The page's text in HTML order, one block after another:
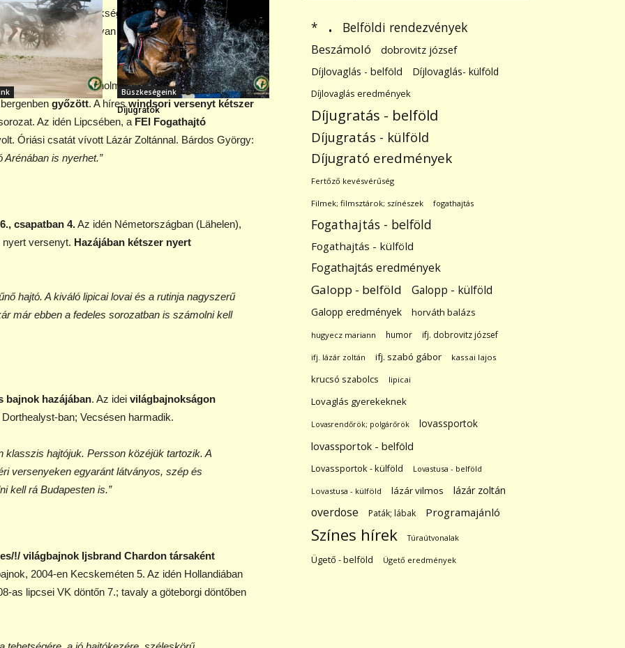
Szinte a földkerekség összes fedettpályás
, és a hajtó is többet van az öreg kontinensen, mint a
Tavaly Stockholmban, Hannoverben,
győzött. A híreswindsori versenyt kétszer
Az idén Lipcsében, a FEI Fogathajtó
Óriási csatát vívott Lázár Zoltánnal. Bárdos György:
Arénában is nyerhet.”
csapatban 4.Az idén Németországban (Lähelen),
versenyt. Hazájában kétszer nyert
hajtó. A kiváló lipicai lovai és a rutinja nagyszerű
már ebben a fedeles sorozatban is számolni kell
bajnok hazájában. Az idei világbajnokságon
ban; Vecsésen harmadik.
klasszis hajtójuk. Persson közéjük tartozik. A
versenyeken egyaránt látványos, szép és
kell rá Budapesten is.”
!/ világbajnok Ijsbrand Chardon társaként
2004-en Kecskeméten 5. Az idén Hollandiában
as lipcsei VK döntőn 7.; tavaly a göteborgi döntőben
Büszkeségeink
Díjugratók
* . Belföldi rendezvények
Beszámoló dobrovitz józsef
Díjlovaglás - belföld Díjlovaglás- külföld
Díjlovaglás eredmények
Díjugratás - belföld
Díjugratás - külföld
Díjugrató eredmények
Fertőző kevésvérűség
Filmek; filmsztárok; színészek fogathajtás
Fogathajtás - belföld
Fogathajtás - külföld
Fogathajtás eredmények
Galopp - belföld Galopp - külföld
Galopp eredmények horváth balázs
hugyecz mariann humor ifj. dobrovitz józsef
ifj. lázár zoltán ifj. szabó gábor kassai lajos
krucsó szabolcs lipicai
Lovaglás gyerekeknek
Lovasrendőrök; polgárőrök
lovassportok
lovassportok - belföld
Lovassportok - külföld Lovastusa - belföld
Lovastusa - külföld lázár vilmos lázár zoltán
overdose Paták; lábak Programajánló
Színes hírek Túraútvonalak
Ügető - belföld Ügető eredmények